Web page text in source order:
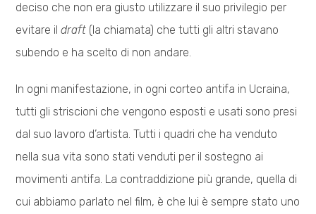
deciso che non era giusto utilizzare il suo privilegio per
evitare ildraft (la chiamata) che tutti gli altri stavano
subendo e ha scelto di non andare.
In ogni manifestazione, in ogni corteo antifa in Ucraina,
tutti gli striscioni che vengono esposti e usati sono presi
dal suo lavoro d’artista. Tutti i quadri che ha venduto
nella sua vita sono stati venduti per il sostegno ai
movimenti antifa. La contraddizione più grande, quella di
cui abbiamo parlato nel film, è che lui è sempre stato uno